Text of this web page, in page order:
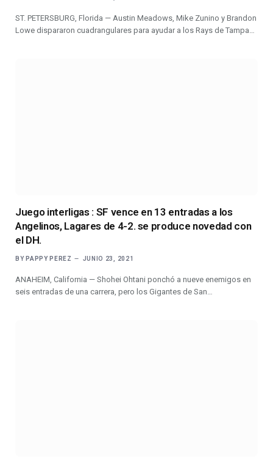
ST. PETERSBURG, Florida — Austin Meadows, Mike Zunino y Brandon
Lowe dispararon cuadrangulares para ayudar a los Rays de Tampa…
Juego interligas : SF vence en 13 entradas a los
Angelinos, Lagares de 4-2. se produce novedad con
el DH.
BY PAPPY PEREZ JUNIO 23, 2021
ANAHEIM, California — Shohei Ohtani ponchó a nueve enemigos en
seis entradas de una carrera, pero los Gigantes de San…